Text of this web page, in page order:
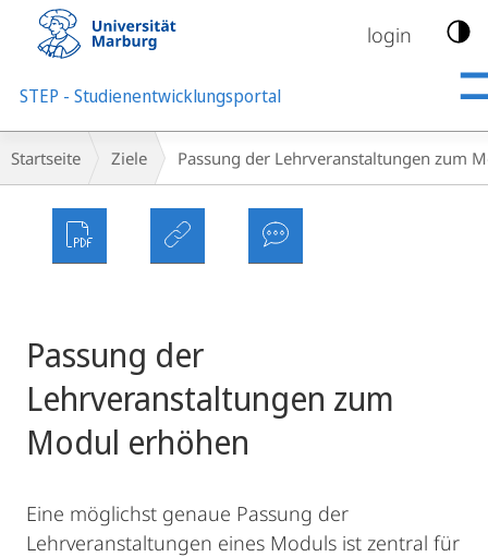
Mobile-
Navigation
login
STEP - Studienentwicklungsportal
Breadcrumb-
Navigation
Startseite Ziele Passung der Lehrveranstaltungen zum
Passung der
Lehrveranstaltungen zum
Modul erhöhen
Eine möglichst genaue Passung der
Lehrveranstaltungen eines Moduls ist zentral für